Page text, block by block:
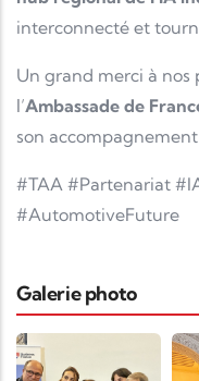
interconnecté et
Un grand merci à nos
l’Ambassade de
son accompagnement.
#TAA #Partenariat
#AutomotiveFuture
Galerie photo